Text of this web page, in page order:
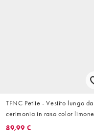
TFNC Petite - Vestito lungo da
cerimonia in raso color limone
allacciato al collo con scollo
89,99 €